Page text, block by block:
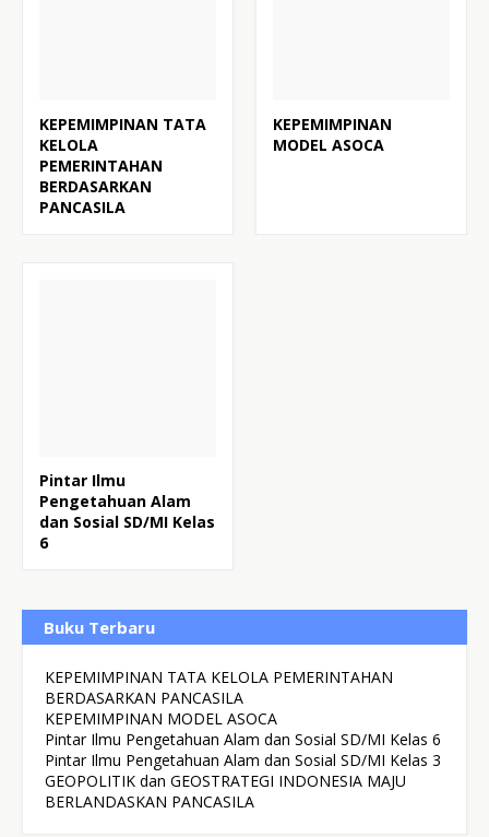
KEPEMIMPINAN TATA
KELOLA
PEMERINTAHAN
BERDASARKAN
PANCASILA
KEPEMIMPINAN
MODEL ASOCA
Pintar Ilmu
Pengetahuan Alam
dan Sosial SD/MI Kelas
6
Buku Terbaru
KEPEMIMPINAN TATA KELOLA PEMERINTAHAN
BERDASARKAN PANCASILA
KEPEMIMPINAN MODEL ASOCA
Pintar Ilmu Pengetahuan Alam dan Sosial SD/MI Kelas 6
Pintar Ilmu Pengetahuan Alam dan Sosial SD/MI Kelas 3
GEOPOLITIK dan GEOSTRATEGI INDONESIA MAJU
BERLANDASKAN PANCASILA